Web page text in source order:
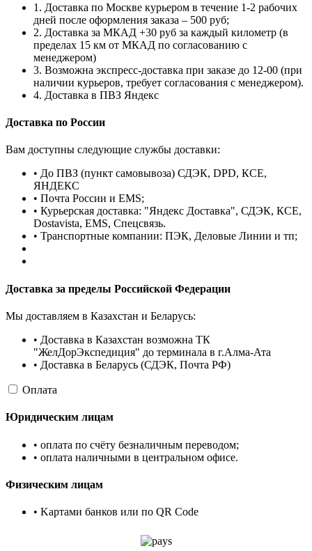
1. Доставка по Москве курьером в течение 1-2 рабочих
дней после оформления заказа – 500 руб;
2. Доставка за МКАД +30 руб за каждый километр (в
пределах 15 км от МКАД по согласованию с
менеджером)
3. Возможна экспресс-доставка при заказе до 12-00 (при
наличии курьеров, требует согласования с менеджером).
4. Доставка в ПВЗ Яндекс
Доставка по России
Вам доступны следующие службы доставки:
• До ПВЗ (пункт самовывоза) СДЭК, DPD, КСЕ,
ЯНДЕКС
• Почта России и EMS;
• Курьерская доставка: "Яндекс Доставка", СДЭК, КСЕ,
Dostavista, EMS, Спецсвязь.
• Транспортные компании: ПЭК, Деловые Линии и тп;
Доставка за пределы Российской Федерации
Мы доставляем в Казахстан и Беларусь:
• Доставка в Казахстан возможна ТК
"ЖелДорЭкспедиция" до терминала в г.Алма-Ата
• Доставка в Беларусь (СДЭК, Почта РФ)
Оплата
Юридическим лицам
• оплата по счёту безналичным переводом;
• оплата наличными в центральном офисе.
Физическим лицам
• Kартами банков или по QR Code